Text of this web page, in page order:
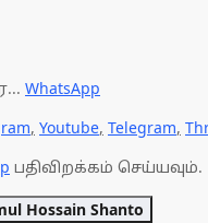
WhatsApp
, Youtube, Telegram,
பதிவிறக்கம் செய்யவும்.
Hossain Shanto